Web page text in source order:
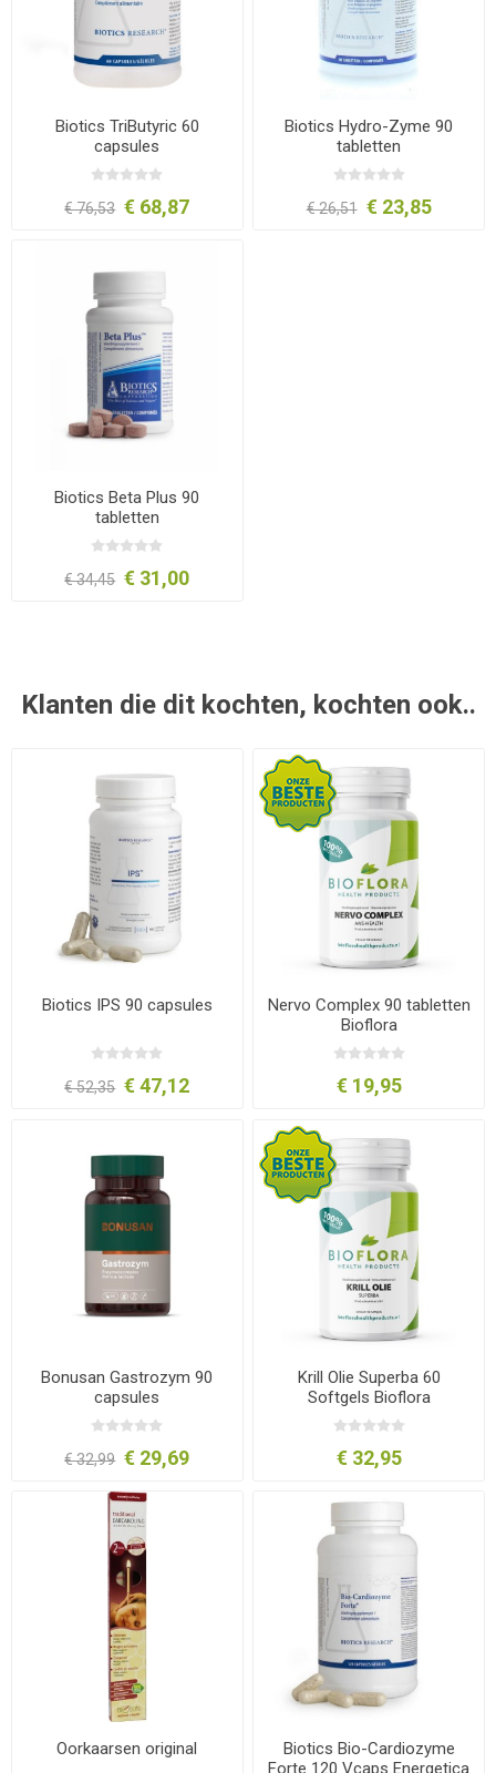
Biotics TriButyric 60
capsules
€ 76,53 € 68,87
Biotics Hydro-Zyme 90
tabletten
€ 26,51 € 23,85
Biotics Beta Plus 90
tabletten
€ 34,45 € 31,00
Klanten die dit kochten, kochten ook..
Biotics IPS 90 capsules
€ 52,35 € 47,12
Nervo Complex 90 tabletten
Bioflora
€ 19,95
Bonusan Gastrozym 90
capsules
€ 32,99 € 29,69
Krill Olie Superba 60
Softgels Bioflora
€ 32,95
Oorkaarsen original
Biotics Bio-Cardiozyme
Forte 120 Vcaps Energetica